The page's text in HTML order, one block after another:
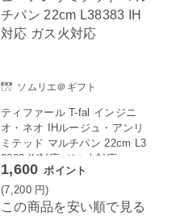
ソムリエ＠ギフト
ティファール T-fal インジニ
オ・ネオ IHルージュ・アンリ
ミテッド マルチパン 22cm L3
8383 IH対応 ガス火対応
1,600 ポイント
(7,200 円)
この商品を安い順で見る